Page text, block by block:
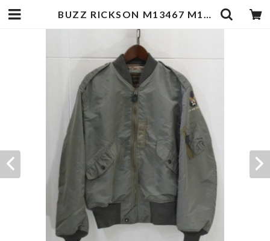
BUZZ RICKSON M13467 M13468 L-2B | goodbadstore